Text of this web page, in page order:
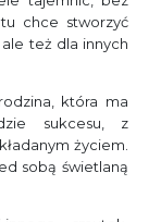
chce stworzyć
też dla innych
która ma
sukcesu, z
życiem.
sobą świetlaną